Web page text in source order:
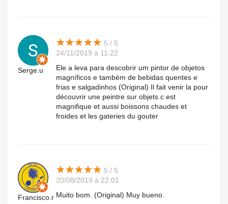
Serge.u
★★★★★
★★★★★ 5 / 5
24/11/2019 à 11:22
Ele a leva para descobrir um pintor de objetos
magníficos e também de bebidas quentes e
frias e salgadinhos (Original) Il fait venir la pour
découvrir une peintre sur objets c est
magnifique et aussi boissons chaudes et
froides et les gateries du gouter
Francisco.r
★★★★★
★★★★★ 5 / 5
20/08/2019 à 22:01
Muito bom. (Original) Muy bueno.